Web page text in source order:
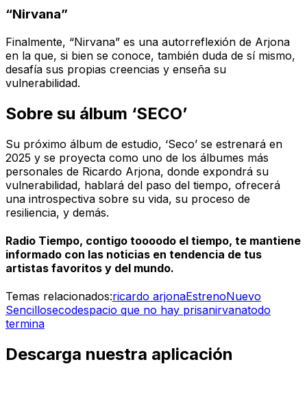
“Nirvana”
Finalmente, “Nirvana” es una autorreflexión de Arjona
en la que, si bien se conoce, también duda de sí mismo,
desafía sus propias creencias y enseña su
vulnerabilidad.
Sobre su álbum ‘SECO’
Su próximo álbum de estudio, ‘Seco’ se estrenará en
2025 y se proyecta como uno de los álbumes más
personales de Ricardo Arjona, donde expondrá su
vulnerabilidad, hablará del paso del tiempo, ofrecerá
una introspectiva sobre su vida, su proceso de
resiliencia, y demás.
Radio Tiempo, contigo toooodo el tiempo, te mantiene
informado con las noticias en tendencia de tus
artistas favoritos y del mundo.
Temas relacionados:ricardo arjonaEstrenoNuevo
Sencillosecodespacio que no hay prisanirvanatodo
termina
Descarga nuestra aplicación